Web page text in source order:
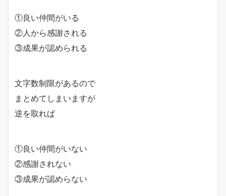
①良い仲間がいる
②人から感謝される
③成果が認められる
文字数制限があるので
まとめてしまいますが
逆を取れば
①良い仲間がいない
②感謝されない
③成果が認めらない